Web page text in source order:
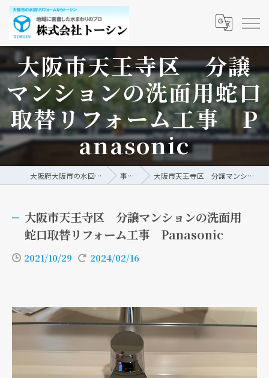
大阪市天王寺区 分譲
マンションの洗面用蛇口
取替リフォーム工事 P
anasonic
大阪府大阪市の水回りリフォームなら株式会社トーシン 事例/ブログ 大阪市天王寺区 分譲マンションの洗面用蛇口取替リフォーム工事 Panasonic
大阪市天王寺区 分譲マンションの洗面用
蛇口取替リフォーム工事 Panasonic
2021/10/29 2024/02/16